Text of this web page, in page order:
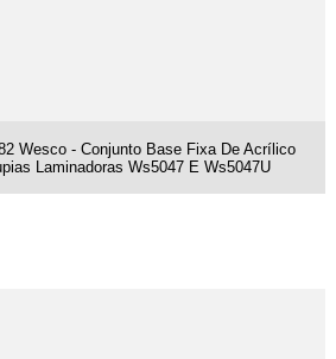
Wesco - Conjunto Base Fixa De Acrílico
Laminadoras Ws5047 E Ws5047U